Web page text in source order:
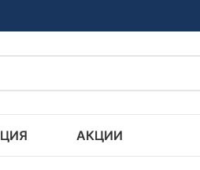
АКЦИИ